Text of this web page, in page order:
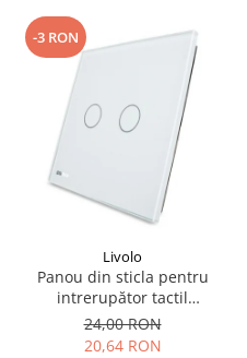
-3 RON
Livolo
Panou din sticla pentru
intrerupător tactil
dublu,Livolo
24,00 RON
20,64 RON